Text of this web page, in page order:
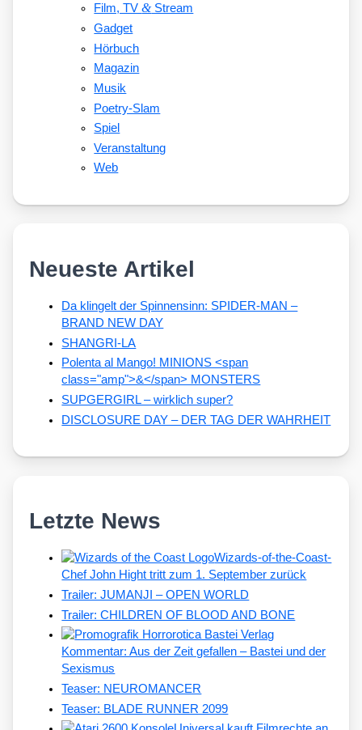
Film, TV&Stream
Gadget
Hörbuch
Magazin
Musik
Poetry-Slam
Spiel
Veranstaltung
Web
Neueste Artikel
Da klingelt der Spinnensinn: SPIDER-MAN –
BRAND NEW DAY
SHANGRI-LA
Polenta al Mango! MINIONS <span
class="amp">&</span> MONSTERS
SUPGERGIRL – wirklich super?
DISCLOSURE DAY – DER TAG DER WAHRHEIT
Letzte News
Wizards-of-the-Coast-
Chef John Hight tritt zum 1. September zurück
Trailer: JUMANJI – OPEN WORLD
Trailer: CHILDREN OF BLOOD AND BONE
Kommentar: Aus der Zeit gefallen – Bastei und der
Sexismus
Teaser: NEUROMANCER
Teaser: BLADE RUNNER 2099